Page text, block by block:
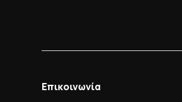
Επικοινωνία